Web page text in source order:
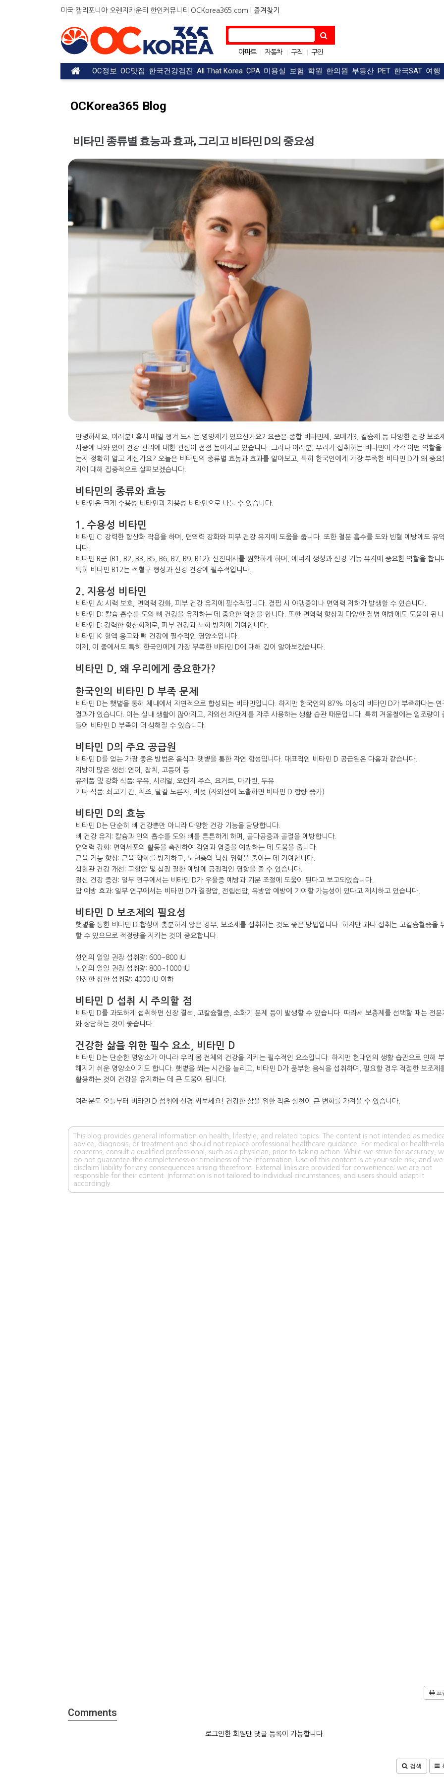
미국 캘리포니아 오렌지카운티 한인커뮤니티 OCKorea365.com | 즐겨찾기
아파트 자동차 구직 구인
| OC맛집 | 한식
OC정보 OC맛집 한국건강검진 All That Korea CPA 미용실 보험 학원 한의원 부동산 PET 한국SAT 여행
OCKorea365 Blog
비타민 종류별 효능과 효과, 그리고 비타민 D의 중요성
안녕하세요, 여러분! 혹시 매일 챙겨 드시는 영양제가 있으신가요? 요즘은 종합 비타민제, 오메가3, 칼슘제 등 다양한 건강 보조
시중에 나와 있어 건강 관리에 대한 관심이 점점 높아지고 있습니다. 그러나 여러분, 우리가 섭취하는 비타민이 각각 어떤 역할을
는지 정확히 알고 계신가요? 오늘은 비타민의 종류별 효능과 효과를 알아보고, 특히 한국인에게 가장 부족한 비타민 D가 왜 중요
지에 대해 집중적으로 살펴보겠습니다.
비타민의 종류와 효능
비타민은 크게 수용성 비타민과 지용성 비타민으로 나눌 수 있습니다.
1. 수용성 비타민
비타민 C: 강력한 항산화 작용을 하며, 면역력 강화와 피부 건강 유지에 도움을 줍니다. 또한 철분 흡수를 도와 빈혈 예방에도 유
니다.
비타민 B군 (B1, B2, B3, B5, B6, B7, B9, B12): 신진대사를 원활하게 하며, 에너지 생성과 신경 기능 유지에 중요한 역할을 합니
특히 비타민 B12는 적혈구 형성과 신경 건강에 필수적입니다.
2. 지용성 비타민
비타민 A: 시력 보호, 면역력 강화, 피부 건강 유지에 필수적입니다. 결핍 시 야맹증이나 면역력 저하가 발생할 수 있습니다.
비타민 D: 칼슘 흡수를 도와 뼈 건강을 유지하는 데 중요한 역할을 합니다. 또한 면역력 향상과 다양한 질병 예방에도 도움이 됩
비타민 E: 강력한 항산화제로, 피부 건강과 노화 방지에 기여합니다.
비타민 K: 혈액 응고와 뼈 건강에 필수적인 영양소입니다.
이제, 이 중에서도 특히 한국인에게 가장 부족한 비타민 D에 대해 깊이 알아보겠습니다.
비타민 D, 왜 우리에게 중요한가?
한국인의 비타민 D 부족 문제
비타민 D는 햇볕을 통해 체내에서 자연적으로 합성되는 비타민입니다. 하지만 한국인의 87% 이상이 비타민 D가 부족하다는 연
결과가 있습니다. 이는 실내 생활이 많아지고, 자외선 차단제를 자주 사용하는 생활 습관 때문입니다. 특히 겨울철에는 일조량이
들어 비타민 D 부족이 더 심해질 수 있습니다.
비타민 D의 주요 공급원
비타민 D를 얻는 가장 좋은 방법은 음식과 햇볕을 통한 자연 합성입니다. 대표적인 비타민 D 공급원은 다음과 같습니다.
지방이 많은 생선: 연어, 참치, 고등어 등
유제품 및 강화 식품: 우유, 시리얼, 오렌지 주스, 요거트, 마가린, 두유
기타 식품: 쇠고기 간, 치즈, 달걀 노른자, 버섯 (자외선에 노출하면 비타민 D 함량 증가)
비타민 D의 효능
비타민 D는 단순히 뼈 건강뿐만 아니라 다양한 건강 기능을 담당합니다.
뼈 건강 유지: 칼슘과 인의 흡수를 도와 뼈를 튼튼하게 하며, 골다공증과 골절을 예방합니다.
면역력 강화: 면역세포의 활동을 촉진하여 감염과 염증을 예방하는 데 도움을 줍니다.
근육 기능 향상: 근육 약화를 방지하고, 노년층의 낙상 위험을 줄이는 데 기여합니다.
심혈관 건강 개선: 고혈압 및 심장 질환 예방에 긍정적인 영향을 줄 수 있습니다.
정신 건강 증진: 일부 연구에서는 비타민 D가 우울증 예방과 기분 조절에 도움이 된다고 보고되었습니다.
암 예방 효과: 일부 연구에서는 비타민 D가 결장암, 전립선암, 유방암 예방에 기여할 가능성이 있다고 제시하고 있습니다.
비타민 D 보조제의 필요성
햇볕을 통한 비타민 D 합성이 충분하지 않은 경우, 보조제를 섭취하는 것도 좋은 방법입니다. 하지만 과다 섭취는 고칼슘혈증을
할 수 있으므로 적정량을 지키는 것이 중요합니다.
성인의 일일 권장 섭취량: 600~800 IU
노인의 일일 권장 섭취량: 800~1000 IU
안전한 상한 섭취량: 4000 IU 이하
비타민 D 섭취 시 주의할 점
비타민 D를 과도하게 섭취하면 신장 결석, 고칼슘혈증, 소화기 문제 등이 발생할 수 있습니다. 따라서 보충제를 선택할 때는 전문
와 상담하는 것이 좋습니다.
건강한 삶을 위한 필수 요소, 비타민 D
비타민 D는 단순한 영양소가 아니라 우리 몸 전체의 건강을 지키는 필수적인 요소입니다. 하지만 현대인의 생활 습관으로 인해
해지기 쉬운 영양소이기도 합니다. 햇볕을 쬐는 시간을 늘리고, 비타민 D가 풍부한 음식을 섭취하며, 필요할 경우 적절한 보조제
활용하는 것이 건강을 유지하는 데 큰 도움이 됩니다.
여러분도 오늘부터 비타민 D 섭취에 신경 써보세요! 건강한 삶을 위한 작은 실천이 큰 변화를 가져올 수 있습니다.
This blog provides general information on health, lifestyle, and related topics. The content is not intended as
advice, diagnosis, or treatment and should not replace professional healthcare guidance. For medical or health-
concerns, consult a qualified professional, such as a physician, prior to taking action. While we strive for accuracy,
do not guarantee the completeness or timeliness of the information. Use of this content is at your sole risk, and we
disclaim liability for any consequences arising therefrom. External links are provided for convenience; we are not
responsible for their content. Information is not tailored to individual circumstances, and users should adapt it
accordingly.
프
Comments
로그인한 회원만 댓글 등록이 가능합니다.
검색